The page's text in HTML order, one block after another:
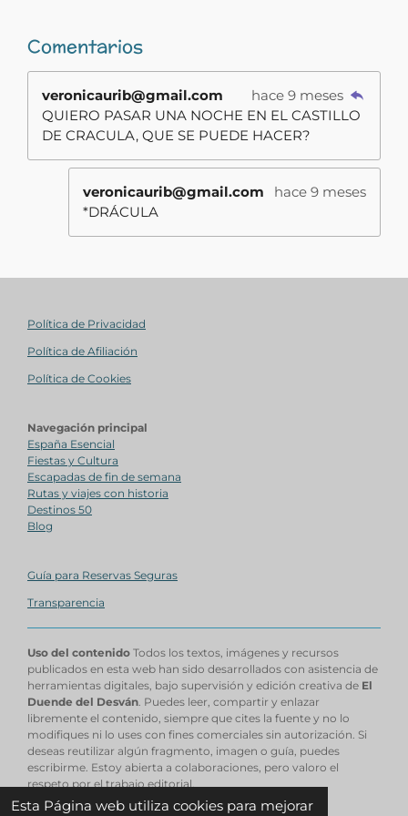
Esta Página web utiliza cookies para mejorar
Comentarios
veronicaurib@gmail.com
hace 9 meses
QUIERO PASAR UNA NOCHE EN EL CASTILLO
DE CRACULA, QUE SE PUEDE HACER?
veronicaurib@gmail.com
hace 9 meses
*DRÁCULA
Política de Privacidad
Política de Afiliación
Política de Cookies
Navegación principal
España Esencial
Fiestas y Cultura
Escapadas de fin de semana
Rutas y viajes con historia
Destinos 50
Blog
Guía para Reservas Seguras
Transparencia
Uso del contenido Todos los textos, imágenes y recursos
publicados en esta web han sido desarrollados con asistencia de
herramientas digitales, bajo supervisión y edición creativa de El
Duende del Desván . Puedes leer, compartir y enlazar
libremente el contenido, siempre que cites la fuente y no lo
modifiques ni lo uses con fines comerciales sin autorización. Si
deseas reutilizar algún fragmento, imagen o guía, puedes
escribirme. Estoy abierta a colaboraciones, pero valoro el
respeto por el trabajo editorial.
© 2025 - 2026 EL DUENDE DEL DESVAN